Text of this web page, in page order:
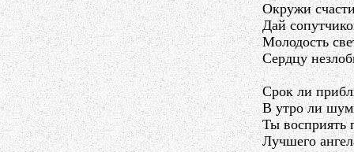
Окружи
Дай
Молодость
Сердцу
Срок ли
В утро ли
Ты восприять
Лучшего